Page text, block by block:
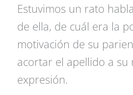
Estuvimos un rato
de ella, de cuál era la
motivación de su
acortar el apellido a su
expresión.